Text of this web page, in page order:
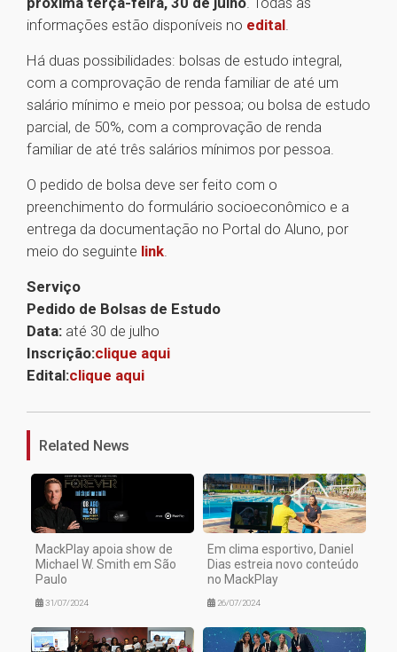
informações estão disponíveis no edital.
Há duas possibilidades: bolsas de estudo integral,
com a comprovação de renda familiar de até um
salário mínimo e meio por pessoa; ou bolsa de estudo
parcial, de 50%, com a comprovação de renda
familiar de até três salários mínimos por pessoa.
O pedido de bolsa deve ser feito com o
preenchimento do formulário socioeconômico e a
entrega da documentação no Portal do Aluno, por
meio do seguinte link.
Serviço
Pedido de Bolsas de Estudo
Data: até 30 de julho
Inscrição:clique aqui
Edital:clique aqui
Related News
MackPlay apoia show de
Michael W. Smith em São
Paulo
31/07/2024
Em clima esportivo, Daniel
Dias estreia novo conteúdo
no MackPlay
26/07/2024